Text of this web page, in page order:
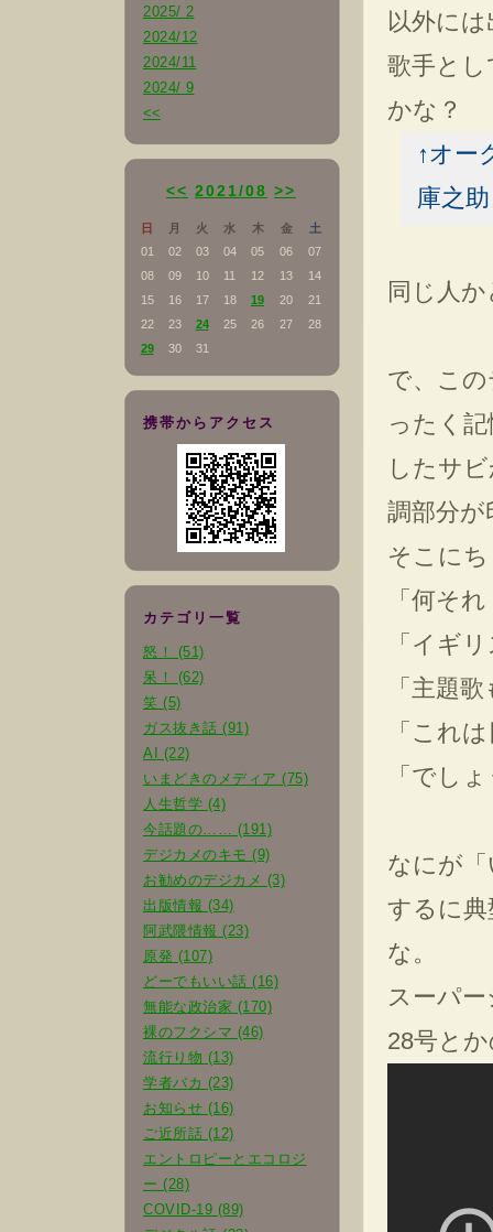
2025/ 2
2024/12
2024/11
2024/ 9
<<
<< 2021/08 >>
日 月 火 水 木 金
土
01
02 03 04 05 06
07
08
09 10 11 12 13
14
15
16 17 18 19 20
21
22
23 24 25 26 27
28
29
30 31
携帯からアクセス
カテゴリ一覧
怒！ (51)
呆！ (62)
笑 (5)
ガス抜き話 (91)
AI (22)
いまどきのメディア (75)
人生哲学 (4)
今話題の…… (191)
デジカメのキモ (9)
お勧めのデジカメ (3)
出版情報 (34)
阿武隈情報 (23)
原発 (107)
どーでもいい話 (16)
無能な政治家 (170)
裸のフクシマ (46)
流行り物 (13)
学者バカ (23)
お知らせ (16)
ご近所話 (12)
エントロピーとエコロジ
ー (28)
COVID-19 (89)
以外に
歌手と
かな？
↑オー
庫之助
同じ人
で、こ
ったく
したサ
調部分
そこに
「何そ
「イギ
「主題
「これ
「でし
なにが
するに
な。
スーパ
28号と